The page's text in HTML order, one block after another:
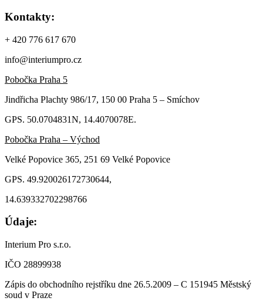
Kontakty:
+ 420 776 617 670
info@interiumpro.cz
Pobočka Praha 5
Jindřicha Plachty 986/17, 150 00 Praha 5 – Smíchov
GPS. 50.0704831N, 14.4070078E.
Pobočka Praha – Východ
Velké Popovice 365, 251 69 Velké Popovice
GPS. 49.920026172730644,
14.639332702298766
Údaje:
Interium Pro s.r.o.
IČO 28899938
Zápis do obchodního rejstříku dne 26.5.2009 – C 151945 Městský
soud v Praze